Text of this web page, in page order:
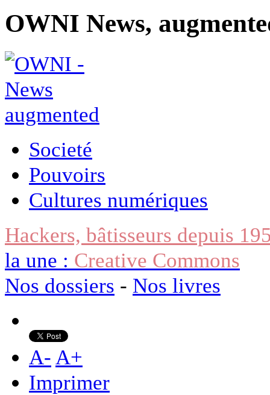
OWNI News,
Societé
Pouvoirs
Cultures numériques
Hackers, bâtisseurs depuis
la une : Creative Commons
Nos dossiers - Nos livres
A- A+
Imprimer